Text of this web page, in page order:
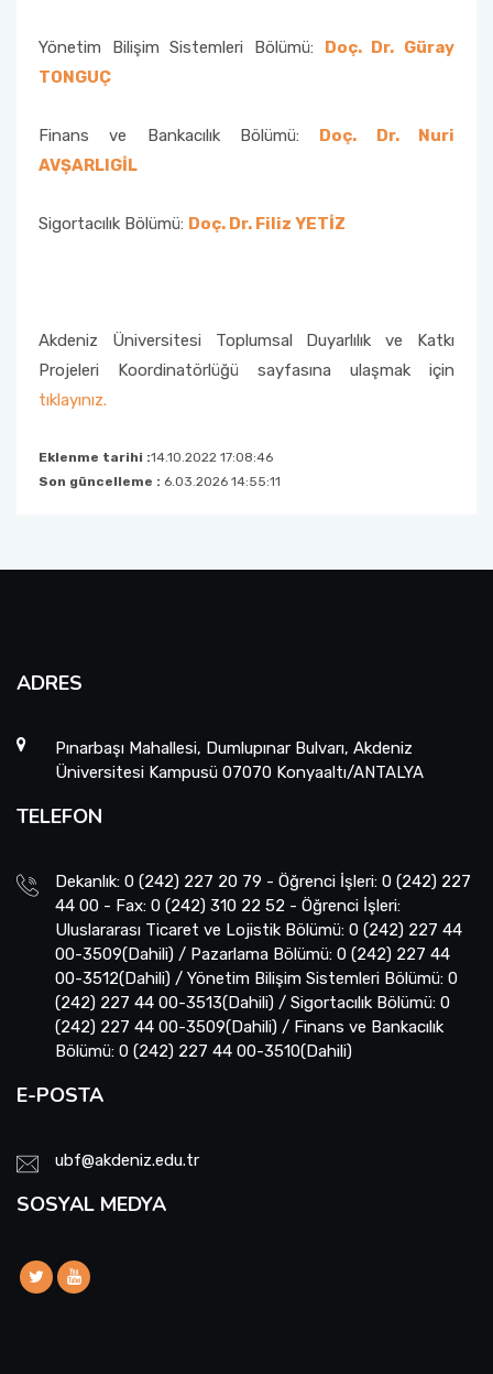
Yönetim Bilişim Sistemleri Bölümü: Doç. Dr. Güray
TONGUÇ
Finans ve Bankacılık Bölümü: Doç. Dr. Nuri
AVŞARLIGİL
Sigortacılık Bölümü: Doç. Dr. Filiz YETİZ
Akdeniz Üniversitesi Toplumsal Duyarlılık ve Katkı
Projeleri Koordinatörlüğü sayfasına ulaşmak için
tıklayınız.
Eklenme tarihi :14.10.2022 17:08:46
Son güncelleme : 6.03.2026 14:55:11
ADRES
Pınarbaşı Mahallesi, Dumlupınar Bulvarı, Akdeniz
Üniversitesi Kampusü 07070 Konyaaltı/ANTALYA
TELEFON
Dekanlık: 0 (242) 227 20 79 - Öğrenci İşleri: 0 (242) 227
44 00 - Fax: 0 (242) 310 22 52 - Öğrenci İşleri:
Uluslararası Ticaret ve Lojistik Bölümü: 0 (242) 227 44
00-3509(Dahili) / Pazarlama Bölümü: 0 (242) 227 44
00-3512(Dahili) / Yönetim Bilişim Sistemleri Bölümü: 0
(242) 227 44 00-3513(Dahili) / Sigortacılık Bölümü: 0
(242) 227 44 00-3509(Dahili) / Finans ve Bankacılık
Bölümü: 0 (242) 227 44 00-3510(Dahili)
E-POSTA
ubf@akdeniz.edu.tr
SOSYAL MEDYA